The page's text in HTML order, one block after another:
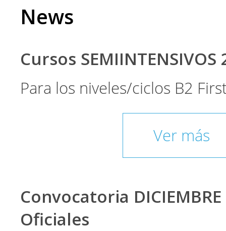
News
Cursos SEMIINTENSIVOS
Para los niveles/ciclos B2
Ver más
Convocatoria
Oficiales